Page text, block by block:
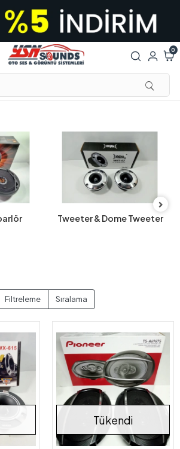
0
Tweeter & Dome Tweeter
Filtreleme Sıralama
Tükendi